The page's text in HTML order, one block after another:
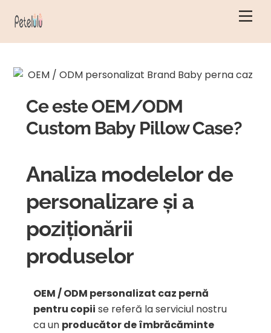
Ce este OEM/ODM
Custom Baby Pillow Case?
Analiza modelelor de
personalizare și a
poziționării
produselor
OEM / ODM personalizat caz pernă
pentru copii se referă la serviciul nostru
ca un producător de îmbrăcăminte